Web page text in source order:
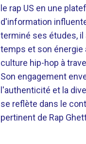
le rap US en une
d'information
terminé ses études, il
temps et son énergie
culture hip-hop à
Son engagement
l'authenticité et la
se reflète dans le
pertinent de Rap